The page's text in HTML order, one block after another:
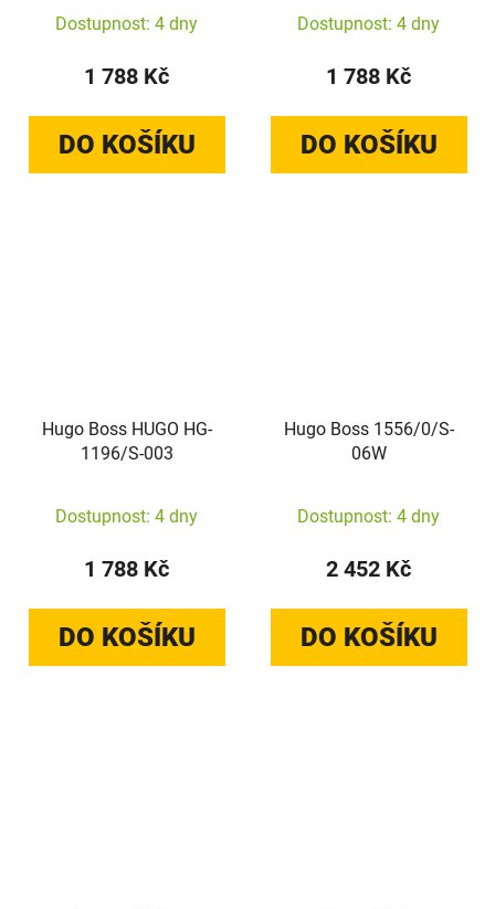
Dostupnost: 4 dny
1 788 Kč
DO KOŠÍKU
Dostupnost: 4 dny
1 788 Kč
DO KOŠÍKU
Hugo Boss HUGO HG-
1196/S-003
Dostupnost: 4 dny
1 788 Kč
DO KOŠÍKU
Hugo Boss 1556/0/S-
06W
Dostupnost: 4 dny
2 452 Kč
DO KOŠÍKU